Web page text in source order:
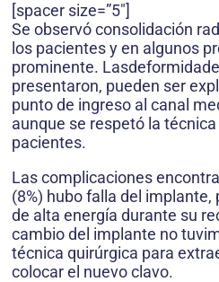
[spacer size=”5″]
Se observó consolidación
los pacientes y en algunos
prominente.
presentaron, pueden ser
punto de ingreso al canal
aunque se respetó la
pacientes.
Las complicaciones
(8%) hubo falla del
de alta energía durante su
cambio del implante no
técnica quirúrgica para
colocar el nuevo clavo.